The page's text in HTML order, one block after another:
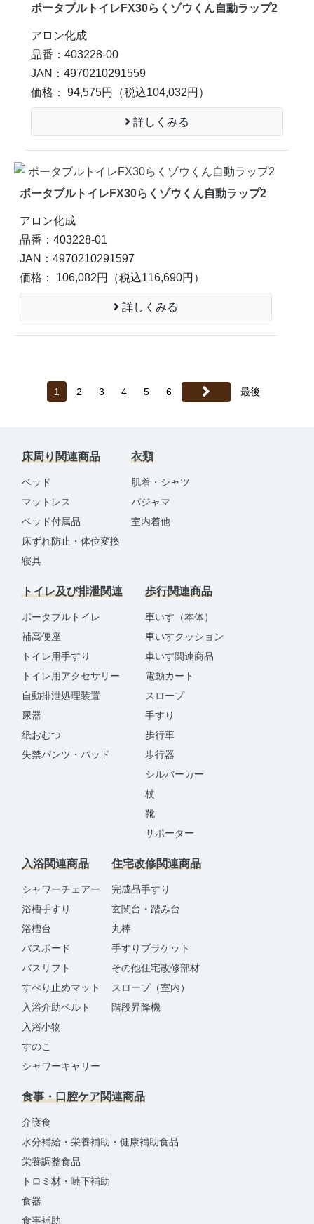
ポータブルトイレFX30らくゾウくん自動ラップ2
アロン化成
品番：403228-00
JAN：4970210291559
価格： 94,575円
（税込104,032円）
詳しくみる
ポータブルトイレFX30らくゾウくん自動ラップ2
アロン化成
品番：403228-01
JAN：4970210291597
価格： 106,082円
（税込116,690円）
詳しくみる
1 2 3 4 5 6 最後
床周り関連商品
ベッド
マットレス
ベッド付属品
床ずれ防止・体位変換
寝具
衣類
肌着・シャツ
パジャマ
室内着他
トイレ及び排泄関連
ポータブルトイレ
補高便座
トイレ用手すり
トイレ用アクセサリー
自動排泄処理装置
尿器
紙おむつ
失禁パンツ・パッド
歩行関連商品
車いす（本体）
車いすクッション
車いす関連商品
電動カート
スロープ
手すり
歩行車
歩行器
シルバーカー
杖
靴
サポーター
入浴関連商品
シャワーチェアー
浴槽手すり
浴槽台
バスボード
バスリフト
すべり止めマット
入浴介助ベルト
入浴小物
すのこ
シャワーキャリー
住宅改修関連商品
完成品手すり
玄関台・踏み台
丸棒
手すりブラケット
その他住宅改修部材
スロープ（室内）
階段昇降機
食事・口腔ケア関連商品
介護食
水分補給・栄養補助・健康補助食品
栄養調整食品
トロミ材・嚥下補助
食器
食事補助